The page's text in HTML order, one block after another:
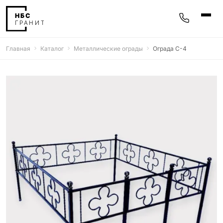
Фотокерамика
5 моделей
Надгробные плиты
30 моделей
Благоустройство
42 модели
Главная Каталог Металлические ограды Ограда С-4